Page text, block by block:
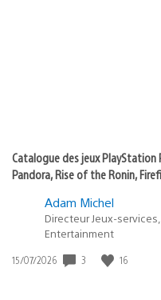
Catalogue des jeux
Pandora, Rise of the Ronin,
Adam Michel
Directeur Jeux-
Entertainment
Date
15/07/2026 3 16